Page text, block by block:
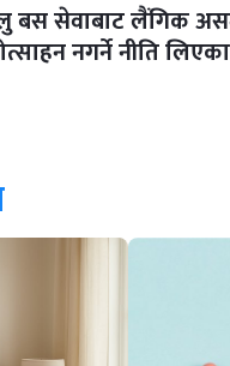
बस सेवाबाट लैंगिक
नगर्ने नीति